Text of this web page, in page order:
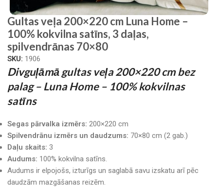
Gultas veļa 200×220 cm Luna Home –
100% kokvilna satīns, 3 daļas,
spilvendrānas 70×80
SKU: 1906
Divguļāmā gultas veļa 200×220 cm bez
palag – Luna Home – 100% kokvilnas
satīns
Segas pārvalka izmērs: 200×220 cm
Spilvendrānu izmērs un daudzums: 70×80 cm (2 gab.)
Daļu skaits: 3
Audums: 100% kokvilna satīns.
Audums ir elpojošs, izturīgs un saglabā savu izskatu arī pēc
daudzām mazgāšanas reizēm.